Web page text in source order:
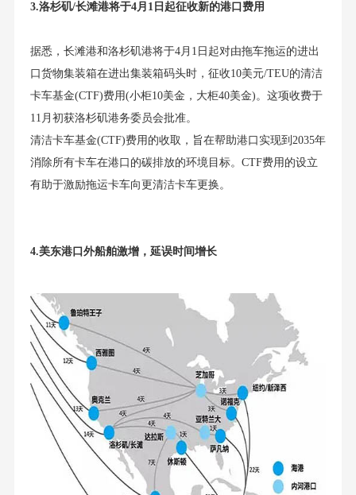
3.洛杉矶/长滩港将于4月1日起征收新的港口费用
据悉，长滩港和洛杉矶港将于4月1日起对由拖车拖运的进出
口货物集装箱在进出集装箱码头时，征收10美元/TEU的清洁
卡车基金(CTF)费用(小柜10美金，大柜40美金)。这项收费于
11月初获洛杉矶港务委员会批准。
清洁卡车基金(CTF)费用的收取，旨在帮助港口实现到2035年
消除所有卡车在港口的碳排放的环境目标。CTF费用的设立
有助于激励拖运卡车向更清洁卡车更换。
4.美东港口外船舶激增，延误时间增长